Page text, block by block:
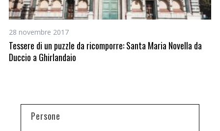
28 novembre 2017
Tessere di un puzzle da ricomporre: Santa Maria Novella da
Duccio a Ghirlandaio
Persone